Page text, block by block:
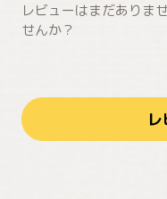
レビューはまだありま
せんか？